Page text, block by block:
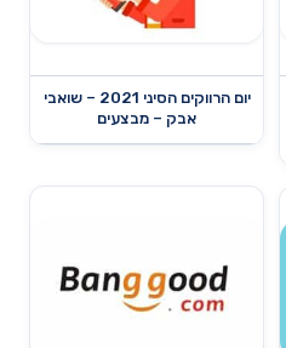
יום הרווקים הסיני 2021 – שואבי
אבק – מבצעים